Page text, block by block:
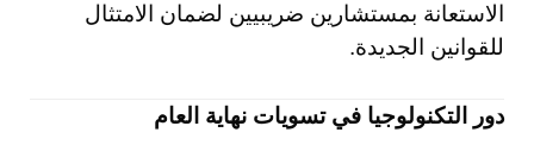
الاستعانة بمستشارين ضريبيين لضمان الامتثال
للقوانين الجديدة.
دور التكنولوجيا في تسويات نهاية العام